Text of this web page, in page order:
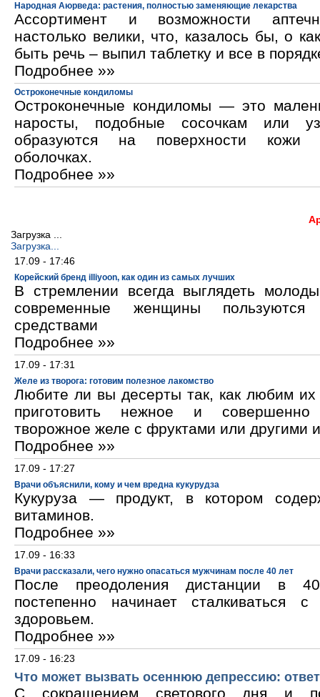
Народная Аюрведа: растения, полностью заменяющие лекарства
Ассортимент и возможности
настолько велики, что, казалось бы, о
быть речь – выпил таблетку и все в
Подробнее »»
Остроконечные кондиломы
Остроконечные кондиломы — это
наросты, подобные сосочкам или
образуются на поверхности кожи
оболочках.
Подробнее »»
Загрузка ...
Загрузка...
17.09 - 17:46
Корейский бренд illiyoon, как один из самых лучших
В стремлении всегда выглядеть
современные женщины пользуются
средствами
Подробнее »»
17.09 - 17:31
Желе из творога: готовим полезное лакомство
Любите ли вы десерты так, как любим
приготовить нежное и
творожное желе с фруктами или другими
Подробнее »»
17.09 - 17:27
Врачи объяснили, кому и чем вредна кукурудза
Кукуруза — продукт, в котором
витаминов.
Подробнее »»
17.09 - 16:33
Врачи рассказали, чего нужно опасаться мужчинам после 40 лет
После преодоления дистанции в
постепенно начинает сталкиваться
здоровьем.
Подробнее »»
17.09 - 16:23
Что может вызвать осеннюю депрессию:
С сокращением светового дня и